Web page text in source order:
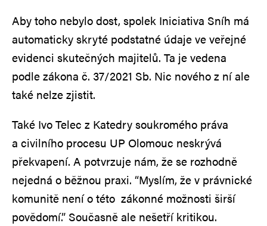
Aby toho nebylo dost, spolek Iniciativa Sníh má
automaticky skryté podstatné údaje ve veřejné
evidenci skutečných majitelů. Ta je vedena
podle zákona č. 37/2021 Sb. Nic nového z ní ale
také nelze zjistit.
Také Ivo Telec z Katedry soukromého práva
a civilního procesu UP Olomouc neskrývá
překvapení. A potvrzuje nám, že se rozhodně
nejedná o běžnou praxi. “Myslím, že v právnické
komunitě není o této zákonné možnosti širší
povědomí.” Současně ale nešetří kritikou.